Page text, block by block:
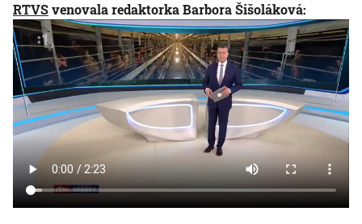
RTVSvenovala redaktorka Barbora Šišoláková: